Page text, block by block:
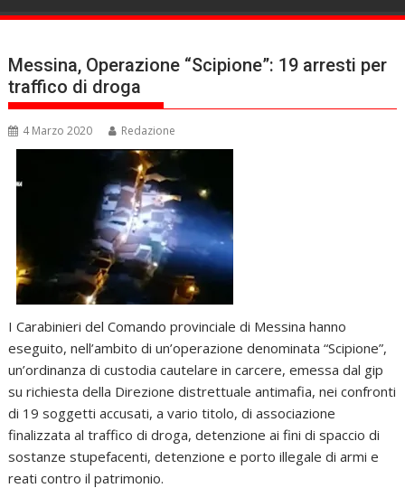
Messina, Operazione “Scipione”: 19 arresti per
traffico di droga
4 Marzo 2020 Redazione
I Carabinieri del Comando provinciale di Messina hanno
eseguito, nell’ambito di un’operazione denominata “Scipione”,
un’ordinanza di custodia cautelare in carcere, emessa dal gip
su richiesta della Direzione distrettuale antimafia, nei confronti
di 19 soggetti accusati, a vario titolo, di associazione
finalizzata al traffico di droga, detenzione ai fini di spaccio di
sostanze stupefacenti, detenzione e porto illegale di armi e
reati contro il patrimonio.